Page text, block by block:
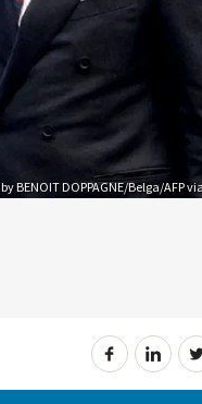
BENOIT DOPPAGNE/Belga/AFP